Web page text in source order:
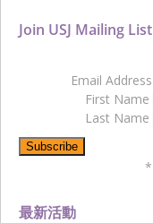
最新活動
Join USJ Mailing List
Email Address
First Name
Last Name
*